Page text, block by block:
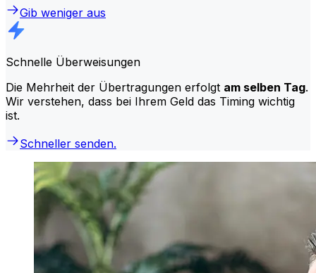
Gib weniger aus
Schnelle Überweisungen
Die Mehrheit der Übertragungen erfolgt am selben Tag.
Wir verstehen, dass bei Ihrem Geld das Timing wichtig
ist.
Schneller senden.